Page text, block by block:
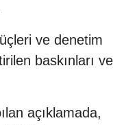
ve denetim
baskınları ve
açıklamada,